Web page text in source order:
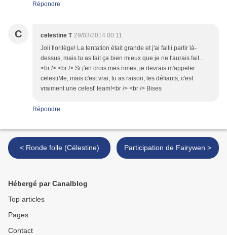
Répondre
C celestine T 29/03/2014 00:11
Joli florilège! La tentation était grande et j'ai failli partir là-
dessus, mais tu as fait ça bien mieux que je ne l'aurais fait...
<br /> <br /> Si j'en crois mes rimes, je devrais m'appeler
celestiMe, mais c'est vrai, tu as raison, les défiants, c'est
vraiment une celest' team!<br /> <br /> Bises
Répondre
< Ronde folle (Célestine) Participation de Fairywen >
Hébergé par Canalblog
Top articles
Pages
Contact